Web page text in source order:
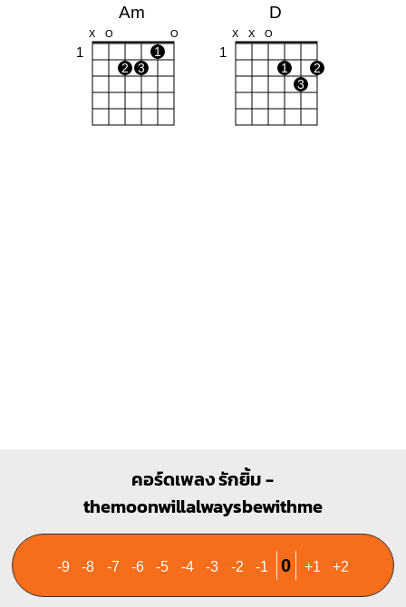
Am
X O O
1
1
2
3
D
X X O
1
1
2
3
คอร์ดเพลง รักยิ้ม -
themoonwillalwaysbewithme
-9 -8 -7 -6 -5 -4 -3 -2 -1 0 +1 +2